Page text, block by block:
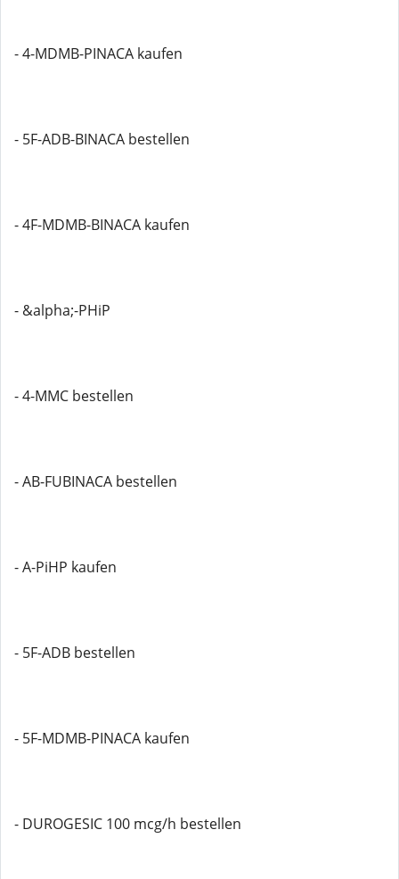
- 4-MDMB-PINACA kaufen
- 5F-ADB-BINACA bestellen
- 4F-MDMB-BINACA kaufen
- &alpha;-PHiP
- 4-MMC bestellen
- AB-FUBINACA bestellen
- A-PiHP kaufen
- 5F-ADB bestellen
- 5F-MDMB-PINACA kaufen
- DUROGESIC 100 mcg/h bestellen